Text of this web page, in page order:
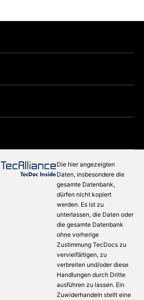
Die hier angezeigten
Daten, insbesondere die
gesamte Datenbank,
dürfen nicht kopiert
werden. Es ist zu
unterlassen, die Daten oder
die gesamte Datenbank
ohne vorherige
Zustimmung TecDocs zu
vervielfältigen, zu
verbreiten und/oder diese
Handlungen durch Dritte
ausführen zu lassen. Ein
Zuwiderhandeln stellt eine